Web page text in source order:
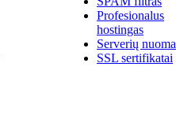
Profesionalus
hostingas
Serverių nuoma
SSL sertifikatai